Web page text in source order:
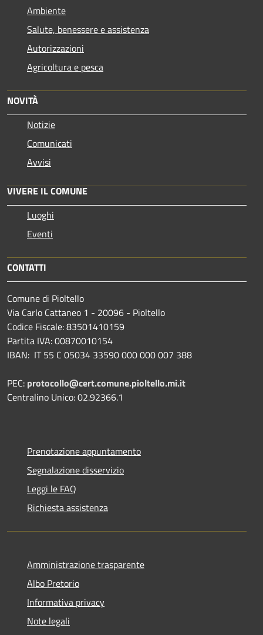
Ambiente
Salute, benessere e assistenza
Autorizzazioni
Agricoltura e pesca
NOVITÀ
Notizie
Comunicati
Avvisi
VIVERE IL COMUNE
Luoghi
Eventi
CONTATTI
Comune di Pioltello
Via Carlo Cattaneo 1 - 20096 - Pioltello
Codice Fiscale: 83501410159
Partita IVA: 00870010154
IBAN: IT 55 C 05034 33590 000 000 007 388
PEC: protocollo@cert.comune.pioltello.mi.it
Centralino Unico: 02.92366.1
Prenotazione appuntamento
Segnalazione disservizio
Leggi le FAQ
Richiesta assistenza
Amministrazione trasparente
Albo Pretorio
Informativa privacy
Note legali